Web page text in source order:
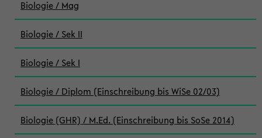
Biologie / Mag
Biologie / Sek II
Biologie / Sek I
Biologie / Diplom (Einschreibung bis WiSe 02/03)
Biologie (GHR) / M.Ed. (Einschreibung bis SoSe 2014)